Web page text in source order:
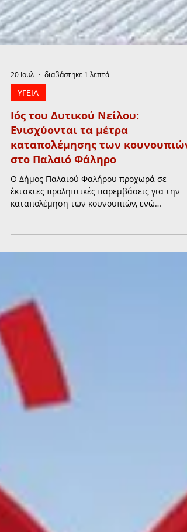
20 Ιουλ
ΥΓΕΙΑ
Ιός του Δυτικού Νείλου:
Ενισχύονται τα μέτρα
καταπολέμησης των κουνουπιών
στο Παλαιό Φάληρο
Ο Δήμος Παλαιού Φαλήρου προχωρά σε
συμβάλουν στην πρόληψη, απομακρύνοντας